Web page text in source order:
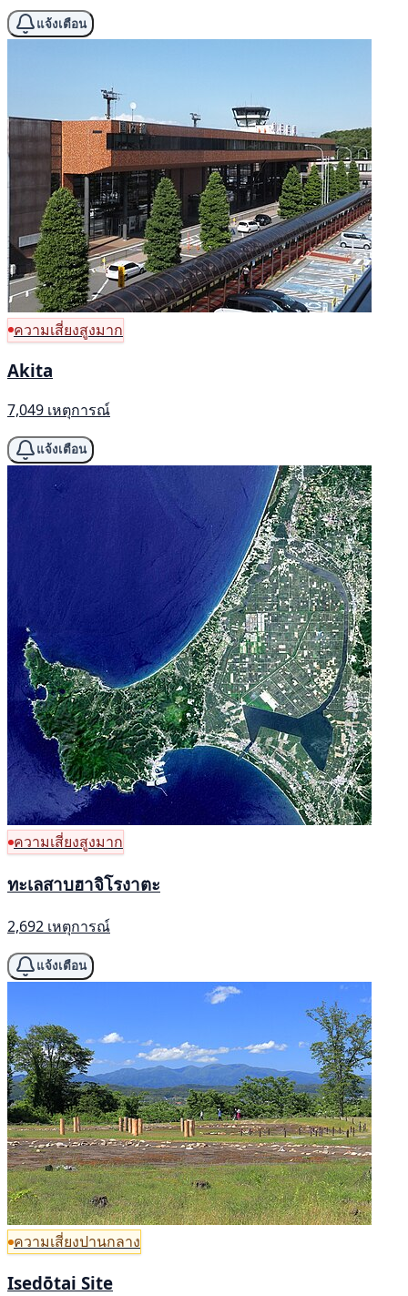
แจ้งเตือน
ความเสี่ยงสูงมาก
Akita
7,049 เหตุการณ์
แจ้งเตือน
ความเสี่ยงสูงมาก
ทะเลสาบฮาจิโรงาตะ
2,692 เหตุการณ์
แจ้งเตือน
ความเสี่ยงปานกลาง
Isedōtai Site